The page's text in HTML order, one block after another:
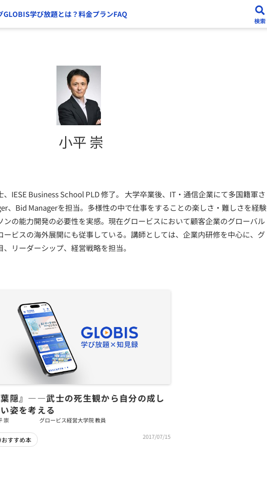
GLOBIS学び放題とは？料金プランFAQ
小平 崇
IESE Business School PLD 修了。 大学卒業後、IT・通信企業にて多国籍軍さ
、Bid Managerを担当。多様性の中で仕事をすることの楽しさ・難しさを経験
ンの能力開発の必要性を実感。現在グロービスにおいて顧客企業のグローバル
ビスの海外展開にも従事している。講師としては、企業内研修を中心に、グ
リーダーシップ、経営戦略を担当。
葉隠』――武士の死生観から自分の成し
姿を考える
崇 グロービス経営大学院 教員
おすすめ本 2017/07/15